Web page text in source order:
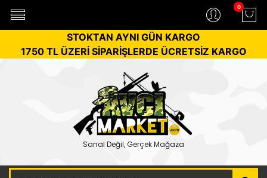
0
STOKTAN AYNI GÜN KARGO
1750 TL ÜZERİ SİPARİŞLERDE ÜCRETSİZ KARGO
Sanal Değil, Gerçek Mağaza